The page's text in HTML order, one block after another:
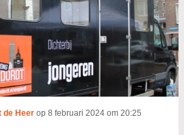
de Heer op 8 februari 2024 om 20:25